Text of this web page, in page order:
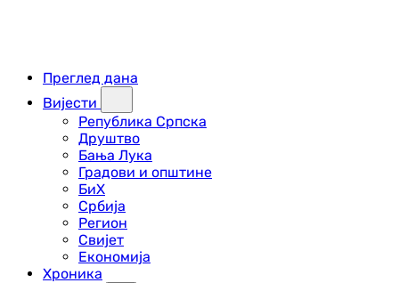
Преглед дана
Вијести
Република Српска
Друштво
Бања Лука
Градови и општине
БиХ
Србија
Регион
Свијет
Економија
Хроника